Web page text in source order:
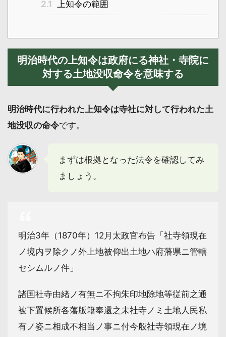
2.1 上知令の範囲
明治時代の上知令は政府にる神社・寺院に
対する土地没収命令を意味する
明治時代に行われた上知令は寺社に対して行われた土
地没収の命令です。
まずは根拠となった法令を確認してみ
ましょう。
明治3年（1870年）12月太政官布告「社寺領現在
ノ境内ヲ除クノ外上地被仰出土地ハ府藩県ニ管轄
セシムルノ件」
諸国社寺由緒ノ有無ニ不拘朱印地除地等従前之通
被下置候所各藩版籍奉還之末社寺ノミ土地人民私
有ノ姿ニ相成不相当ノ事ニ付今般社寺領現在ノ境